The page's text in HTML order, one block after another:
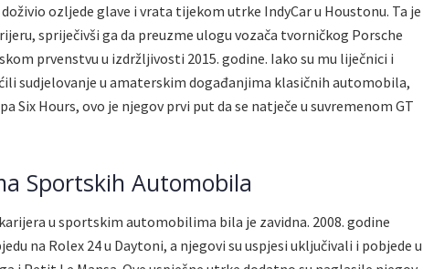
doživio ozljede glave i vrata tijekom utrke IndyCar u Houstonu. Ta je
spriječivši ga da preuzme ulogu vozača tvorničkog Porsche
prvenstvu u izdržljivosti 2015. godine. Iako su mu liječnici i
sudjelovanje u amaterskim događanjima klasičnih automobila,
Six Hours, ovo je njegov prvi put da se natječe u suvremenom GT
Sportskih Automobila
u sportskim automobilima bila je zavidna. 2008. godine
na Rolex 24 u Daytoni, a njegovi su uspjesi uključivali i pobjede u